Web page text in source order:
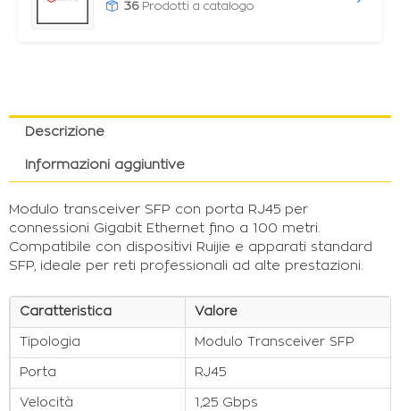
36 Prodotti a catalogo
Descrizione
Informazioni aggiuntive
Modulo transceiver SFP con porta RJ45 per
connessioni Gigabit Ethernet fino a 100 metri.
Compatibile con dispositivi Ruijie e apparati standard
SFP, ideale per reti professionali ad alte prestazioni.
Caratteristica Valore
Tipologia Modulo Transceiver SFP
Porta RJ45
Velocità 1,25 Gbps